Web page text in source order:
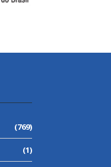
(769)
(1)